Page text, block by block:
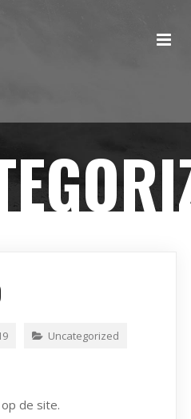
Uncategorized
de site.